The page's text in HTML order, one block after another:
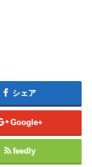
シェア
Google+
feedly